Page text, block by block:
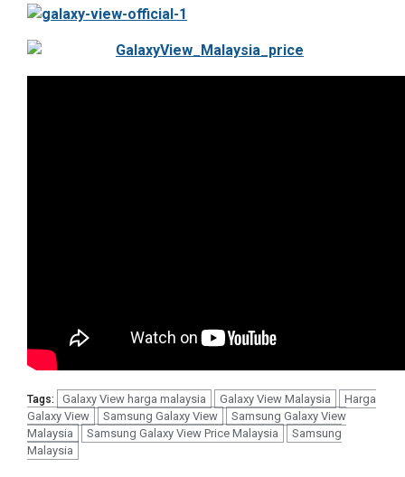
Tags: Galaxy View harga malaysia Galaxy View Malaysia
Harga
Galaxy View
Samsung Galaxy View
Samsung Galaxy View
Malaysia
Samsung Galaxy View Price Malaysia
Samsung
Malaysia